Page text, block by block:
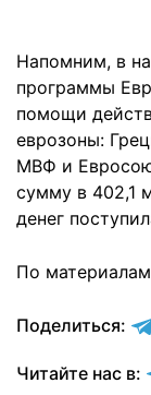
Напомним, в
программы
помощи
еврозоны:
МВФ и
сумму в 402,1
денег
По материалам
Поделиться:
Читайте нас в: